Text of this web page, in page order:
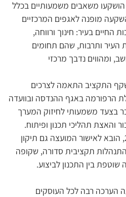
הושקעו משאבים משמעותיים בכלל
מופנה לאגפים המרכזיים
החיים בעיר: חינוך ורווחה,
העיר ותרבות, שהם תחומים
ומהווים נדבך מרכזי
התקציב התאמה לצרכים
הרפורמה באגף ההנדסה ובוועדה
בצעד משמעותי לחיזוק המערך
והאצת תהליכי תכנון ופיתוח.
במקביל לאישור תקציב 2026, הובא לאישור המועצה גם תיקון
כחלק מהתנהלות תקציבית סדורה, שקופה
בין התכנון לביצוע.
הערכה רבה לכל העוסקים